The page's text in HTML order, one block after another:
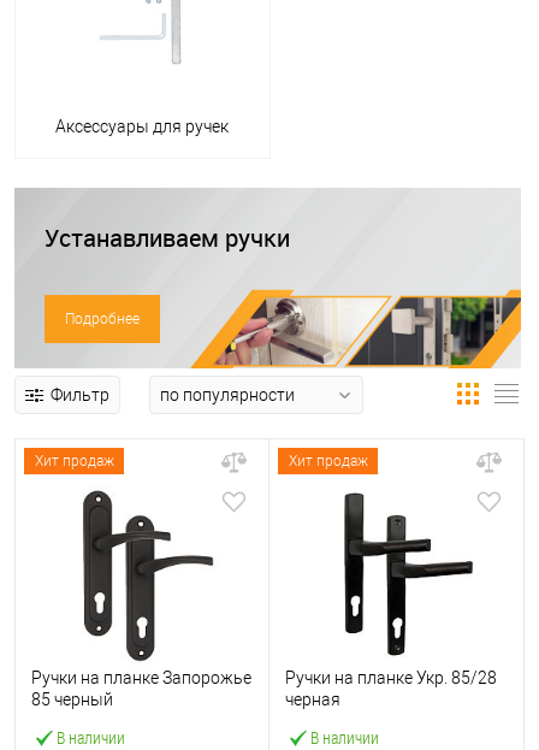
Аксессуары для ручек
Устанавливаем ручки
Подробнее
Фильтр
Хит продаж
В наличии
Ручки на планке Запорожье
85 черный
Хит продаж
В наличии
Ручки на планке Укр. 85/28
черная